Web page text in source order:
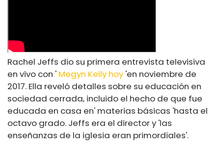
Rachel Jeffs dio su primera entrevista televisiva
en vivo con ' Megyn Kelly hoy 'en noviembre de
2017. Ella reveló detalles sobre su educación en
sociedad cerrada, incluido el hecho de que fue
educada en casa en' materias básicas 'hasta el
octavo grado. Jeffs era el director y 'las
enseñanzas de la iglesia eran primordiales'.